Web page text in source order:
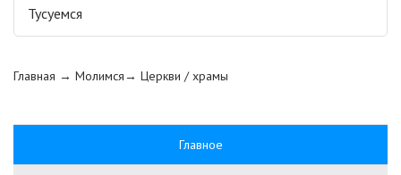
Тусуемся
Главная → Молимся→ Церкви / храмы
Главное